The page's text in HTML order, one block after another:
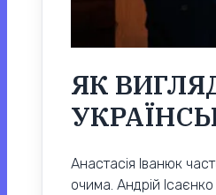
ЯК
Анастасія Іванюк
очима. Андрій